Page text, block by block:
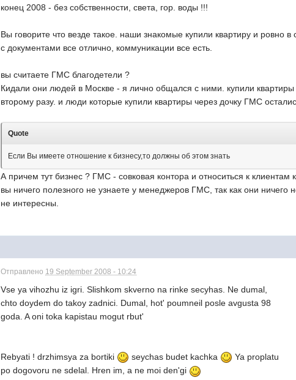
конец 2008 - без собственности, света, гор. воды !!!
Вы говорите что везде такое. наши знакомые купили квартиру и ровно
с документами все отлично, коммуникации все есть.
вы считаете ГМС благодетели ?
Кидали они людей в Москве - я лично общался с ними. купили
второму разу. и люди которые купили квартиры через дочку ГМС
Quote
Если Вы имеете отношение к бизнесу,то должны об этом знать
А причем тут бизнес ? ГМС - совковая контора и относиться к клиентам
вы ничего полезного не узнаете у менеджеров ГМС, так как они
не интересны.
Отправлено 19 September 2008 - 10:24
Vse ya vihozhu iz igri. Slishkom skverno na rinke secyhas. Ne dumal,
chto doydem do takoy zadnici. Dumal, hot' poumneil posle avgusta 98
goda. A oni toka kapistau mogut rbut'
Rebyati ! drzhimsya za bortiki seychas budet kachka
Ya proplatu
po dogovoru ne sdelal. Hren im, a ne moi den'gi